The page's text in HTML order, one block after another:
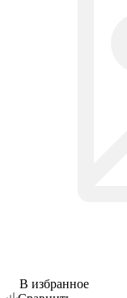
В избранное